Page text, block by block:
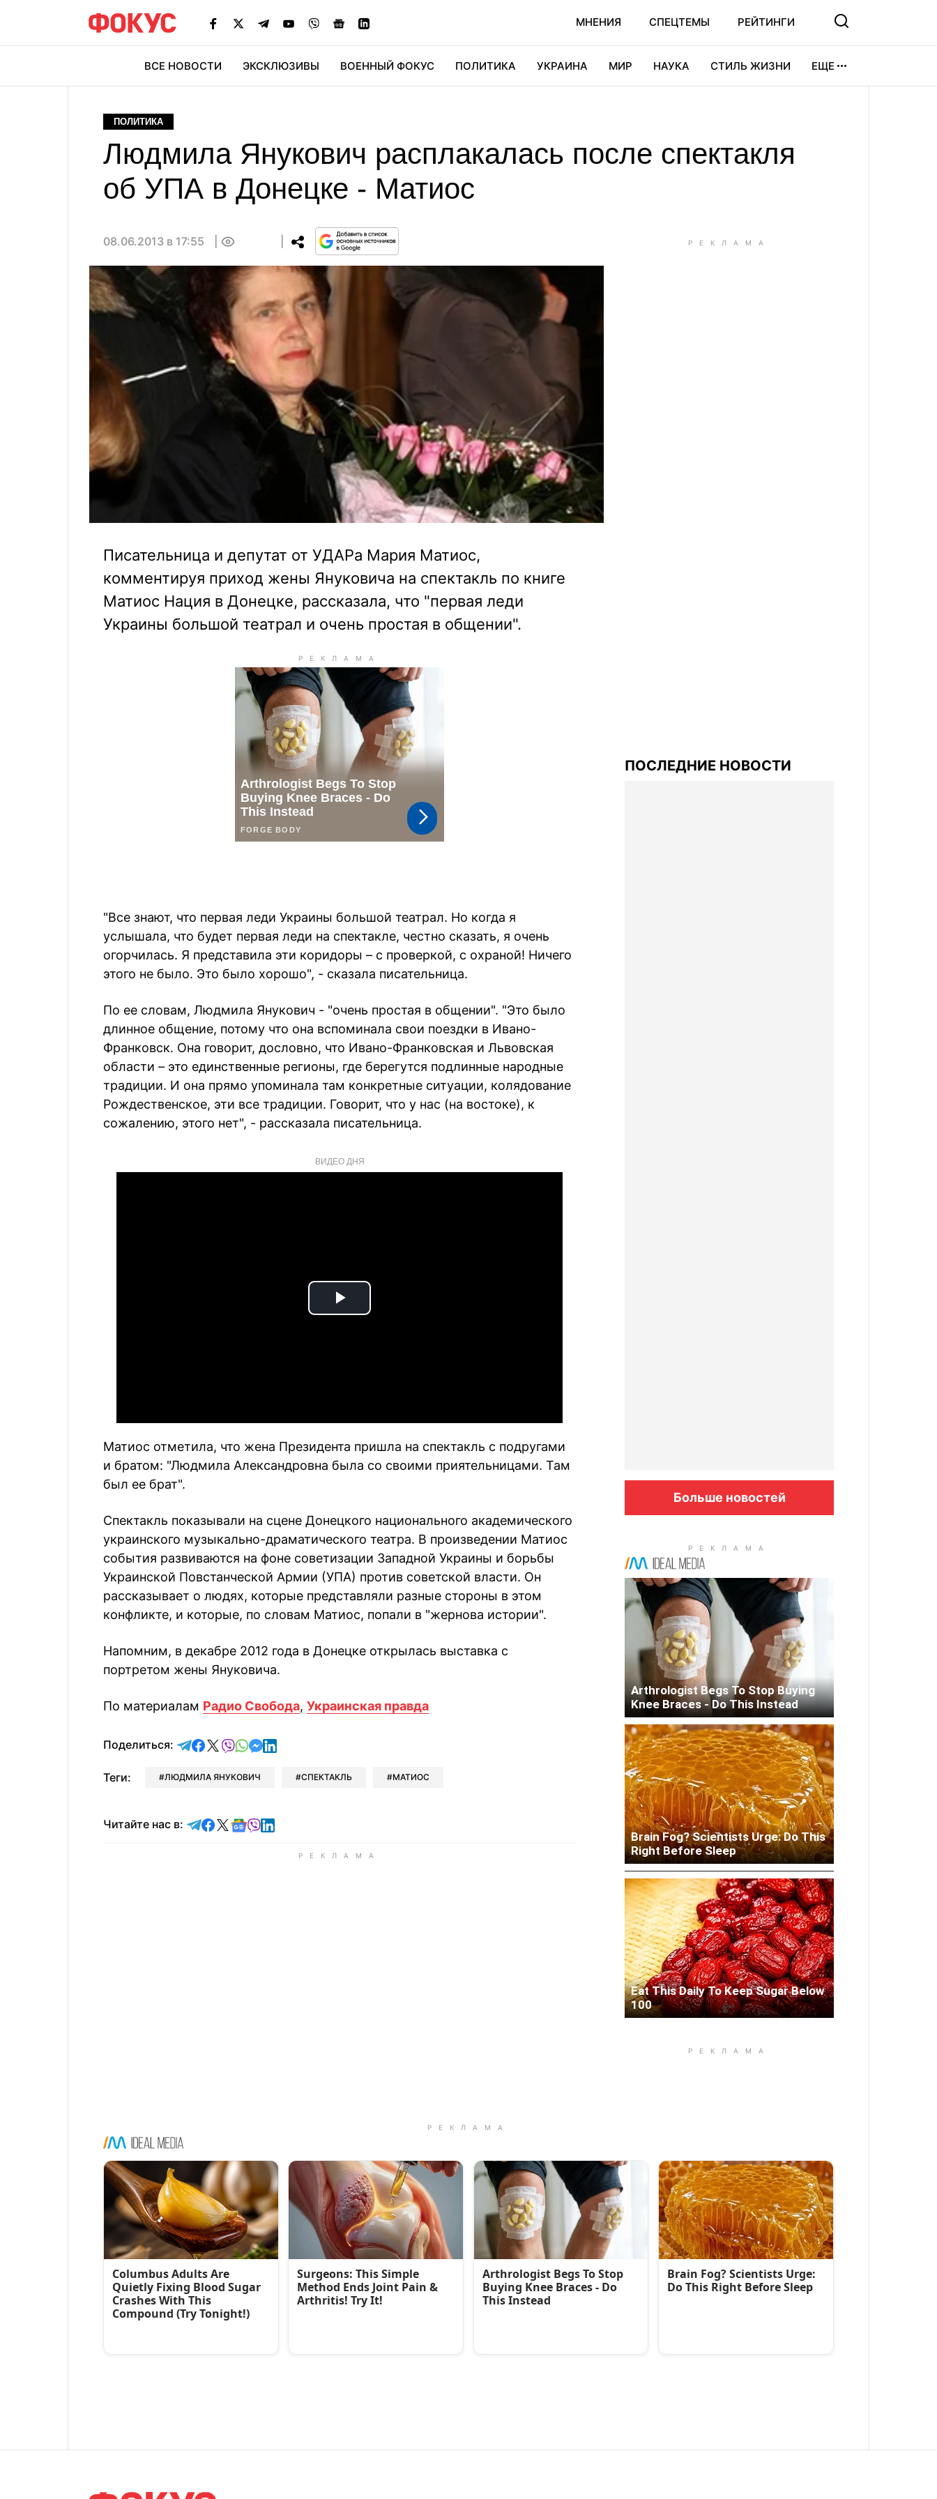
МНЕНИЯ СПЕЦТЕМЫ РЕЙТИНГИ
ВСЕ НОВОСТИ ЭКСКЛЮЗИВЫ ВОЕННЫЙ ФОКУС ПОЛИТИКА УКРАИНА МИР НАУКА СТИЛЬ ЖИЗНИ ЕЩЕ
ПОЛИТИКА
Людмила Янукович расплакалась после спектакля
об УПА в Донецке - Матиос
08.06.2013 в 17:55
Писательница и депутат от УДАРа Мария Матиос,
комментируя приход жены Януковича на спектакль по книге
Матиос Нация в Донецке, рассказала, что "первая леди
Украины большой театрал и очень простая в общении".
"Все знают, что первая леди Украины большой театрал. Но когда я
услышала, что будет первая леди на спектакле, честно сказать, я очень
огорчилась. Я представила эти коридоры – с проверкой, с охраной! Ничего
этого не было. Это было хорошо", - сказала писательница.
По ее словам, Людмила Янукович - "очень простая в общении". "Это было
длинное общение, потому что она вспоминала свои поездки в Ивано-
Франковск. Она говорит, дословно, что Ивано-Франковская и Львовская
области – это единственные регионы, где берегутся подлинные народные
традиции. И она прямо упоминала там конкретные ситуации, колядование
Рождественское, эти все традиции. Говорит, что у нас (на востоке), к
сожалению, этого нет", - рассказала писательница.
ВИДЕО ДНЯ
Play
Матиос отметила, что жена Президента пришла на спектакль с подругами
и братом: "Людмила Александровна была со своими приятельницами. Там
был ее брат".
Спектакль показывали на сцене Донецкого национального академического
украинского музыкально-драматического театра. В произведении Матиос
события развиваются на фоне советизации Западной Украины и борьбы
Украинской Повстанческой Армии (УПА) против советской власти. Он
рассказывает о людях, которые представляли разные стороны в этом
конфликте, и которые, по словам Матиос, попали в "жернова истории".
Напомним, в декабре 2012 года в Донецке открылась выставка с
портретом жены Януковича.
По материалам Радио Свобода, Украинская правда
Поделиться: отправить в Telegram
поделиться в Facebook
поделиться в X
отправить в Viber
отправить в Whatsapp
отправить в Messenger
отправить в LinkedIn
Теги: ЛЮДМИЛА ЯНУКОВИЧ СПЕКТАКЛЬ МАТИОС
Читайте нас в: Читайте в Telegram
Читайте в Facebook
Читайте в X
Читайте в Google news
Читайте в Viber
Читайте в LinkedIn
ПОСЛЕДНИЕ НОВОСТИ
Больше новостей